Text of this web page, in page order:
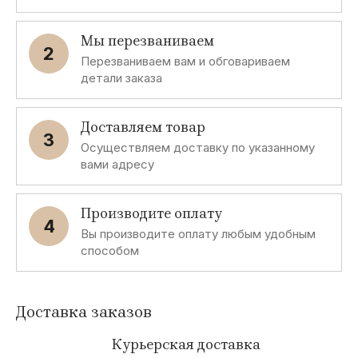
2
Мы перезваниваем
Перезваниваем вам и обговариваем
детали заказа
3
Доставляем товар
Осуществляем доставку по указанному
вами адресу
4
Производите оплату
Вы производите оплату любым удобным
способом
Доставка заказов
Курьерская доставка